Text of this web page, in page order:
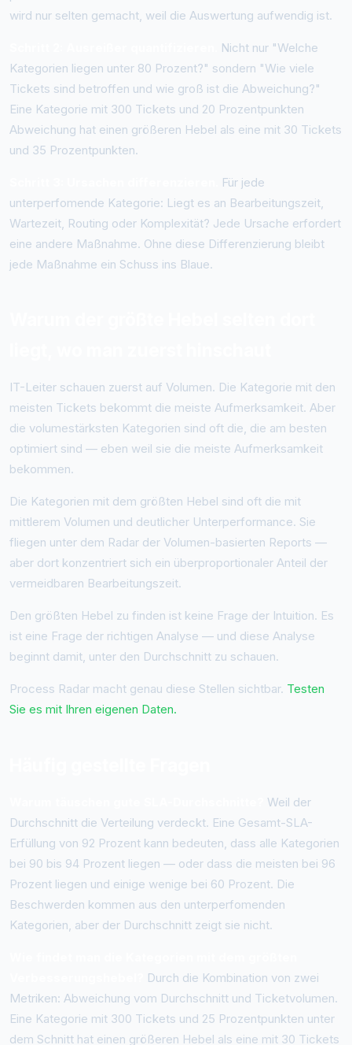
wird nur selten gemacht, weil die Auswertung aufwendig ist.
Nicht nur "Welche
Kategorien liegen unter 80 Prozent?" sondern "Wie viele
Tickets sind betroffen und wie groß ist die Abweichung?"
Eine Kategorie mit 300 Tickets und 20 Prozentpunkten
Abweichung hat einen größeren Hebel als eine mit 30 Tickets
und 35 Prozentpunkten.
Für jede
unterperfomende Kategorie: Liegt es an Bearbeitungszeit,
Wartezeit, Routing oder Komplexität? Jede Ursache erfordert
eine andere Maßnahme. Ohne diese Differenzierung bleibt
jede Maßnahme ein Schuss ins Blaue.
IT-Leiter schauen zuerst auf Volumen. Die Kategorie mit den
meisten Tickets bekommt die meiste Aufmerksamkeit. Aber
die volumestärksten Kategorien sind oft die, die am besten
optimiert sind — eben weil sie die meiste Aufmerksamkeit
bekommen.
Die Kategorien mit dem größten Hebel sind oft die mit
mittlerem Volumen und deutlicher Unterperformance. Sie
fliegen unter dem Radar der Volumen-basierten Reports —
aber dort konzentriert sich ein überproportionaler Anteil der
vermeidbaren Bearbeitungszeit.
Den größten Hebel zu finden ist keine Frage der Intuition. Es
ist eine Frage der richtigen Analyse — und diese Analyse
beginnt damit, unter den Durchschnitt zu schauen.
Process Radar macht genau diese Stellen sichtbar. Testen
Sie es mit Ihren eigenen Daten.
Weil der
Durchschnitt die Verteilung verdeckt. Eine Gesamt-SLA-
Erfüllung von 92 Prozent kann bedeuten, dass alle Kategorien
bei 90 bis 94 Prozent liegen — oder dass die meisten bei 96
Prozent liegen und einige wenige bei 60 Prozent. Die
Beschwerden kommen aus den unterperfomenden
Kategorien, aber der Durchschnitt zeigt sie nicht.
Durch die Kombination von zwei
Metriken: Abweichung vom Durchschnitt und Ticketvolumen.
Eine Kategorie mit 300 Tickets und 25 Prozentpunkten unter
dem Schnitt hat einen größeren Hebel als eine mit 30 Tickets